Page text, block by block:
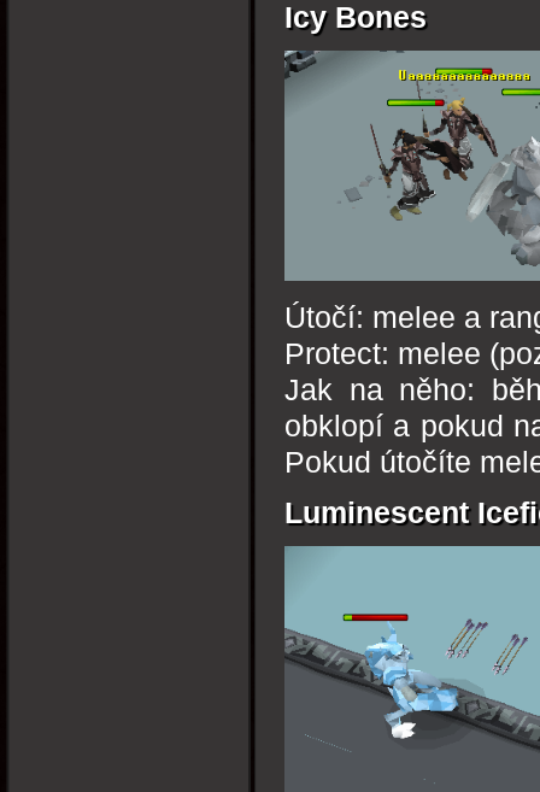
Icy Bones
Útočí: melee a
Protect: melee
Jak na něho:
obklopí a pokud
Pokud útočíte
Luminescent